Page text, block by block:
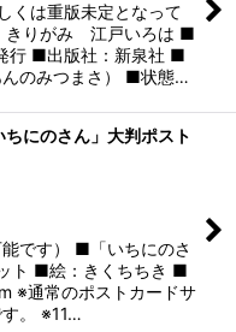
くは重版未定となって
きりがみ 江戸いろは ■
行 ■出版社：新泉社 ■
んのみつまさ） ■状態…
ちにのさん」大判ポスト
です） ■「いちにのさ
ト ■絵：きくちちき ■
※通常のポストカードサ
。 ※11…